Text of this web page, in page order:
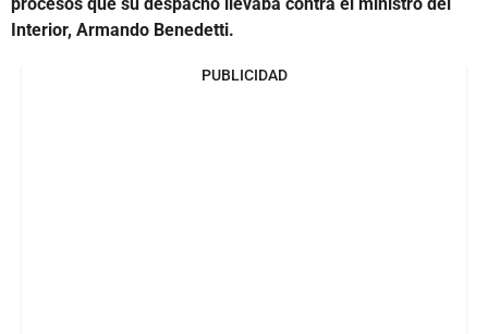
Interior, Armando Benedetti.
PUBLICIDAD